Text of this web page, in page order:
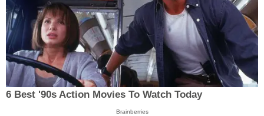
6 Best '90s Action Movies To Watch Today
Brainberries